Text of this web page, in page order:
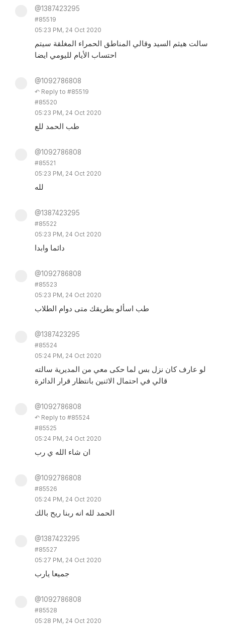
@1387423295
#85519
05:23 PM, 24 Oct 2020
سالت هيثم السيد وقالي المناطق الحمراء المغلقة سيتم
احتساب الأيام لليومي ايضا
@1092786808
↶ Reply to #85519
#85520
05:23 PM, 24 Oct 2020
طب الحمد للع
@1092786808
#85521
05:23 PM, 24 Oct 2020
لله
@1387423295
#85522
05:23 PM, 24 Oct 2020
دائما وابدا
@1092786808
#85523
05:23 PM, 24 Oct 2020
طب اسألو بطريقك متى دوام الطلاب
@1387423295
#85524
05:24 PM, 24 Oct 2020
لو عارف كان نزل بس لما حكى معي من المديرية سالته
قالي في احتمال الاثنين بانتظار قرار الدائرة
@1092786808
↶ Reply to #85524
#85525
05:24 PM, 24 Oct 2020
ان شاء الله ي رب
@1092786808
#85526
05:24 PM, 24 Oct 2020
الحمد لله انه ربنا ريح بالك
@1387423295
#85527
05:27 PM, 24 Oct 2020
جميعا يارب
@1092786808
#85528
05:28 PM, 24 Oct 2020